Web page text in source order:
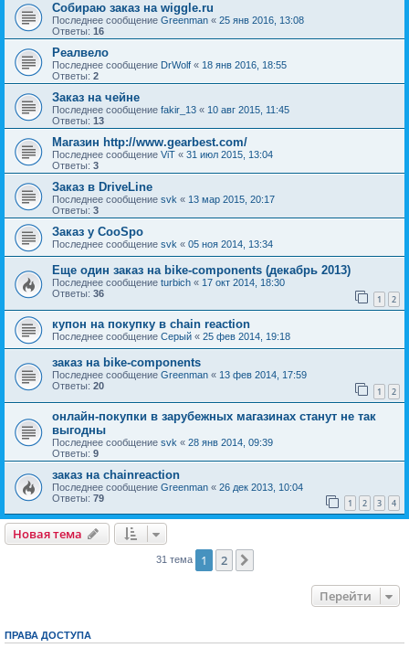
Собираю заказ на wiggle.ru
Последнее сообщение Greenman « 25 янв 2016, 13:08
Ответы: 16
Реалвело
Последнее сообщение DrWolf « 18 янв 2016, 18:55
Ответы: 2
Заказ на чейне
Последнее сообщение fakir_13 « 10 авг 2015, 11:45
Ответы: 13
Магазин http://www.gearbest.com/
Последнее сообщение ViT « 31 июл 2015, 13:04
Ответы: 3
Заказ в DriveLine
Последнее сообщение svk « 13 мар 2015, 20:17
Ответы: 3
Заказ у CooSpo
Последнее сообщение svk « 05 ноя 2014, 13:34
Еще один заказ на bike-components (декабрь 2013)
Последнее сообщение turbich « 17 окт 2014, 18:30
Ответы: 36 1 2
купон на покупку в сhain reaction
Последнее сообщение Серый « 25 фев 2014, 19:18
заказ на bike-components
Последнее сообщение Greenman « 13 фев 2014, 17:59
Ответы: 20 1 2
онлайн-покупки в зарубежных магазинах станут не так
выгодны
Последнее сообщение svk « 28 янв 2014, 09:39
Ответы: 9
заказ на chainreaction
Последнее сообщение Greenman « 26 дек 2013, 10:04
Ответы: 79 1 2 3 4
Новая тема
31 тема 1 2
Перейти
ПРАВА ДОСТУПА